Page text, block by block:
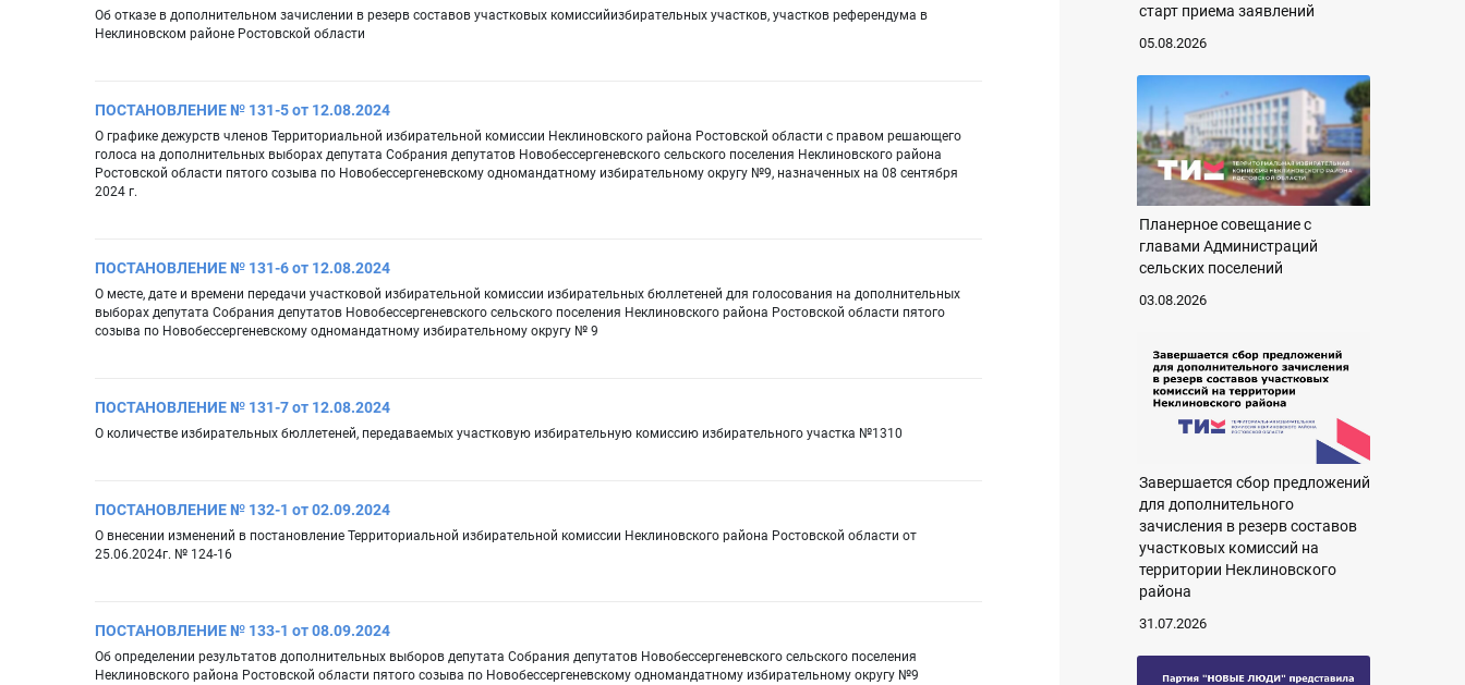
Об отказе в дополнительном зачислении в резерв составов участковых комиссийизбирательных участков, участков референдума в
Неклиновском районе Ростовской области
ПОСТАНОВЛЕНИЕ № 131-5 от 12.08.2024
О графике дежурств членов Территориальной избирательной комиссии Неклиновского района Ростовской области с правом решающего
голоса на дополнительных выборах депутата Собрания депутатов Новобессергеневского сельского поселения Неклиновского района
Ростовской области пятого созыва по Новобессергеневскому одномандатному избирательному округу №9, назначенных на 08 сентября
2024 г.
ПОСТАНОВЛЕНИЕ № 131-6 от 12.08.2024
О месте, дате и времени передачи участковой избирательной комиссии избирательных бюллетеней для голосования на дополнительных
выборах депутата Собрания депутатов Новобессергеневского сельского поселения Неклиновского района Ростовской области пятого
созыва по Новобессергеневскому одномандатному избирательному округу № 9
ПОСТАНОВЛЕНИЕ № 131-7 от 12.08.2024
О количестве избирательных бюллетеней, передаваемых участковую избирательную комиссию избирательного участка №1310
ПОСТАНОВЛЕНИЕ № 132-1 от 02.09.2024
О внесении изменений в постановление Территориальной избирательной комиссии Неклиновского района Ростовской области от
25.06.2024г. № 124-16
ПОСТАНОВЛЕНИЕ № 133-1 от 08.09.2024
Об определении результатов дополнительных выборов депутата Собрания депутатов Новобессергеневского сельского поселения
Неклиновского района Ростовской области пятого созыва по Новобессергеневскому одномандатному избирательному округу №9
старт приема заявлений
05.08.2026
Планерное совещание с
главами Администраций
сельских поселений
03.08.2026
Завершается сбор предложений
для дополнительного
зачисления в резерв составов
участковых комиссий на
территории Неклиновского
района
31.07.2026